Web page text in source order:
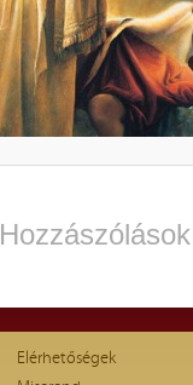
Elérhetőségek